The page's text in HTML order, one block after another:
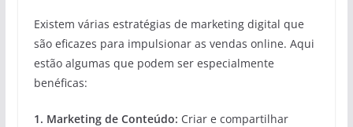
Existem várias estratégias de marketing digital que
são eficazes para impulsionar as vendas online. Aqui
estão algumas que podem ser especialmente
benéficas:
1. Marketing de Conteúdo: Criar e compartilhar